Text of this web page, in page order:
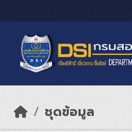
ชุดข้อมูล